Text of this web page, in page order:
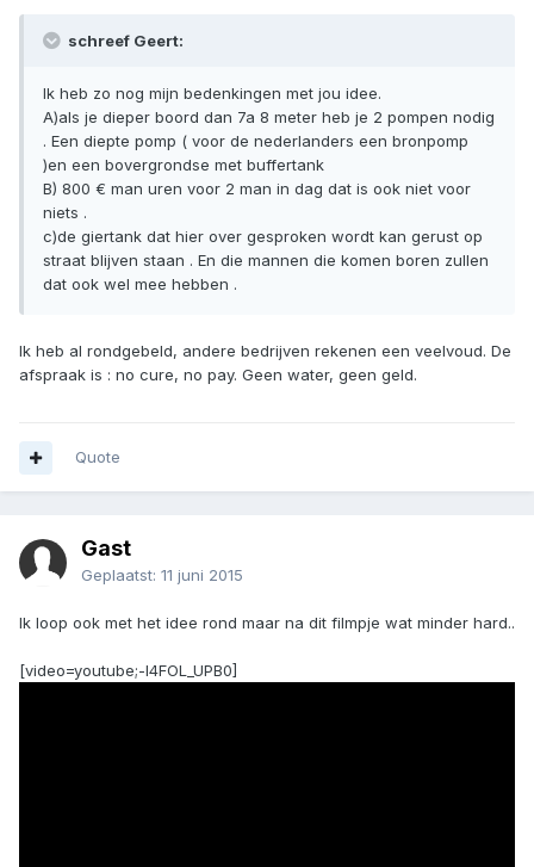
schreef Geert:
Ik heb zo nog mijn bedenkingen met jou idee.
A)als je dieper boord dan 7a 8 meter heb je 2 pompen nodig
. Een diepte pomp ( voor de nederlanders een bronpomp
)en een bovergrondse met buffertank
B) 800 € man uren voor 2 man in dag dat is ook niet voor
niets .
c)de giertank dat hier over gesproken wordt kan gerust op
straat blijven staan . En die mannen die komen boren zullen
dat ook wel mee hebben .
Ik heb al rondgebeld, andere bedrijven rekenen een veelvoud. De
afspraak is : no cure, no pay. Geen water, geen geld.
Quote
Gast
Geplaatst: 11 juni 2015
Ik loop ook met het idee rond maar na dit filmpje wat minder hard..
[video=youtube;-l4FOL_UPB0]